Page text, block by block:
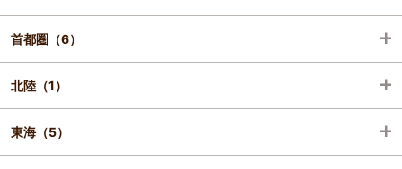
青森（1）
岩手（1）
宮城（3）
首都圏（6）
千葉（3）
東京（3）
北陸（1）
石川（1）
東海（5）